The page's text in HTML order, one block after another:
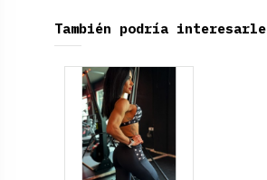
También podría interesarle